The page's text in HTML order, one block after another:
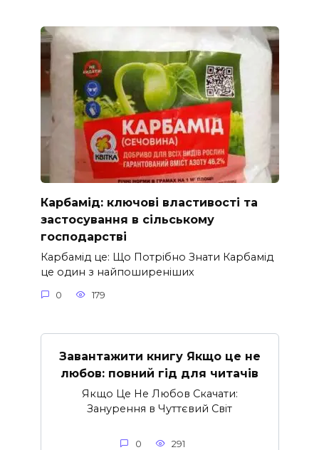
Карбамід: ключові властивості та
застосування в сільському
господарстві
Карбамід це: Що Потрібно Знати Карбамід
це один з найпоширеніших
0 179
Завантажити книгу Якщо це не
любов: повний гід для читачів
Якщо Це Не Любов Скачати:
Занурення в Чуттєвий Світ
0 291